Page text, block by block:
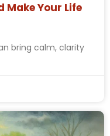
Your Life
bring calm, clarity